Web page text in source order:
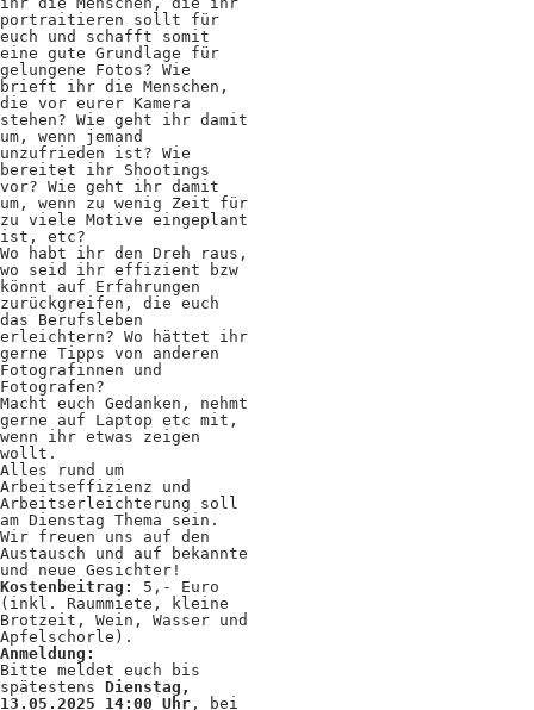
Mein FREELENS
Kooperationen
Wissen A-Z
Login
portraitieren sollt für
euch und schafft somit
eine gute Grundlage für
gelungene Fotos? Wie
brieft ihr die Menschen,
die vor eurer Kamera
stehen? Wie geht ihr damit
um, wenn jemand
unzufrieden ist? Wie
bereitet ihr Shootings
vor? Wie geht ihr damit
um, wenn zu wenig Zeit für
zu viele Motive eingeplant
ist, etc?
Wo habt ihr den Dreh raus,
wo seid ihr effizient bzw
könnt auf Erfahrungen
zurückgreifen, die euch
das Berufsleben
erleichtern? Wo hättet ihr
gerne Tipps von anderen
Fotografinnen und
Fotografen?
Macht euch Gedanken, nehmt
gerne auf Laptop etc mit,
wenn ihr etwas zeigen
wollt.
Alles rund um
Arbeitseffizienz und
Arbeitserleichterung soll
am Dienstag Thema sein.
Wir freuen uns auf den
Austausch und auf bekannte
und neue Gesichter!
Kostenbeitrag:
5,- Euro
(inkl. Raummiete, kleine
Brotzeit, Wein, Wasser und
Apfelschorle).
Anmeldung:
Bitte meldet euch bis
spätestens Dienstag,
13.05.2025 14:00 Uhr , bei